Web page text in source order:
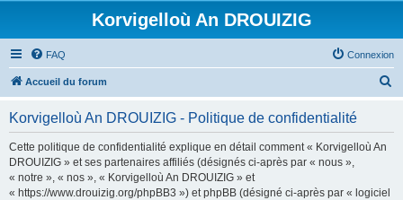
Korvigelloù An DROUIZIG
FAQ Connexion
Accueil du forum
Korvigelloù An DROUIZIG - Politique de confidentialité
Cette politique de confidentialité explique en détail comment « Korvigelloù An
DROUIZIG » et ses partenaires affiliés (désignés ci-après par « nous »,
« notre », « nos », « Korvigelloù An DROUIZIG » et
« https://www.drouizig.org/phpBB3 ») et phpBB (désigné ci-après par « logiciel